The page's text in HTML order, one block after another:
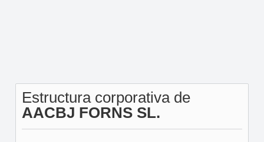
Estructura corporativa de
AACBJ FORNS SL.